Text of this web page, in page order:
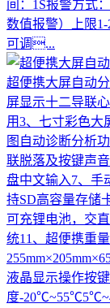
间：1S报警方式
数值报警）上限
可调...
超便携大屏自动
屏显示十二导联
用3、七寸彩色大
图自动诊断分析
联脱落及按键声
盘中文输入7、手
持SD高容量存储
可充锂电池，交
统11、超便携重
液晶显示操作按
度-